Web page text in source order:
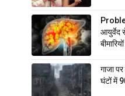
आयुर्वेद
गाजा
घंटों में